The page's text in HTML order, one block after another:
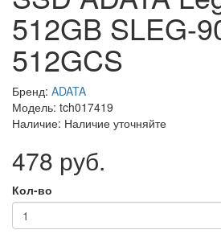
512GB SLEG-
512GCS
Бренд: ADATA
Модель: tch017419
Наличие: Наличие уточняйте
478 руб.
Кол-во